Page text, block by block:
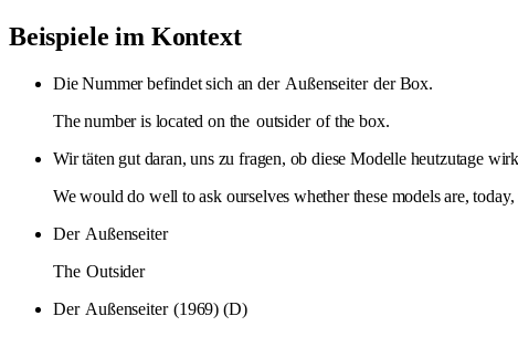
Beispiele im Kontext
Die Nummer befindet sich an der Außenseiter der Box.
The number is located on the outsider of the box.
Wir täten gut daran, uns zu fragen, ob diese Modelle heutzutage
We would do well to ask ourselves whether these models are,
Der Außenseiter
The Outsider
Der Außenseiter (1969) (D)